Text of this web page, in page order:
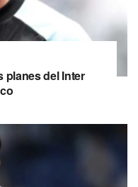
planes del Inter